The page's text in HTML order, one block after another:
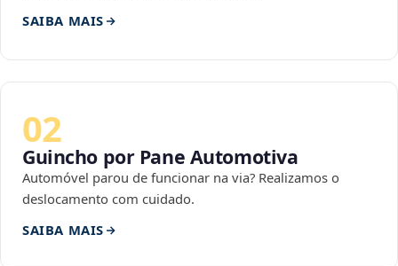
SAIBA MAIS
02
Guincho por Pane Automotiva
Automóvel parou de funcionar na via? Realizamos o
deslocamento com cuidado.
SAIBA MAIS